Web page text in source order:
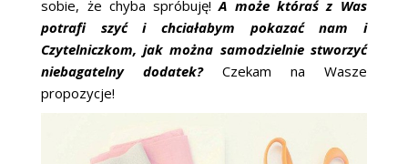
MAGAZYNY
ARCHIWUM
sobie, że chyba spróbuję!A może któraś z Was
potrafi szyć i chciałabym pokazać nam i
Czytelniczkom, jak można samodzielnie stworzyć
niebagatelny dodatek? Czekam na Wasze
propozycje!